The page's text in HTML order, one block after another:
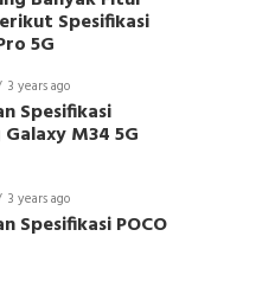
Spesifikasi
5G
3 years ago
Spesifikasi
Galaxy M34 5G
3 years ago
Spesifikasi POCO